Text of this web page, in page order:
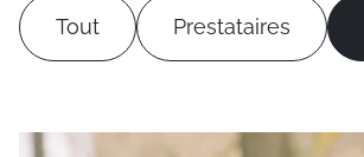
Tout Prestataires